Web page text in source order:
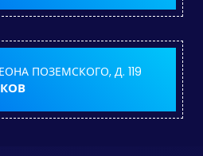
ПОЗЕМСКОГО, Д. 119